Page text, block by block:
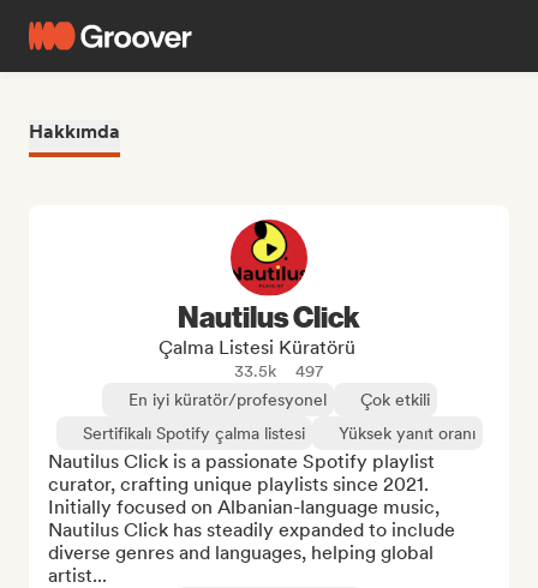
Hakkımda
Nautilus Click
Çalma Listesi Küratörü
33.5k
497
En iyi küratör/profesyonel
Çok etkili
Sertifikalı Spotify çalma listesi
Yüksek yanıt oranı
Nautilus Click is a passionate Spotify playlist
curator, crafting unique playlists since 2021.
Initially focused on Albanian-language music,
Nautilus Click has steadily expanded to include
diverse genres and languages, helping global
artist...